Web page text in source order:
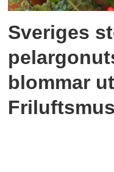
Sveriges
blommar